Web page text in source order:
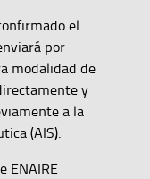
el
por
modalidad de
y
a la
(AIS).
ENAIRE